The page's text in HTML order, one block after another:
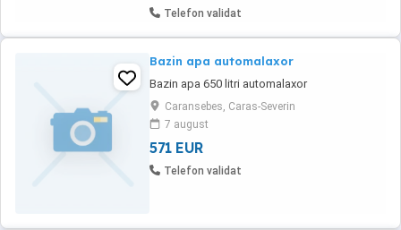
Telefon validat
Bazin apa automalaxor
Bazin apa 650 litri automalaxor
Caransebes, Caras-Severin
7 august
571 EUR
Telefon validat